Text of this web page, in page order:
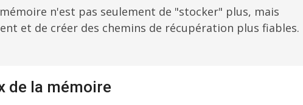
n'est pas seulement de "stocker" plus, mais
et de créer des chemins de récupération plus fiables.
de la mémoire